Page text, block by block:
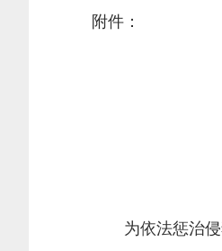
附件：
为依法惩治侵